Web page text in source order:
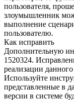
пользователя,
злоумышленник
выполнение
пользователю.
Как исправить
Дополнительную
1520324.
реализации
Используйте
представленные в
версии в системе